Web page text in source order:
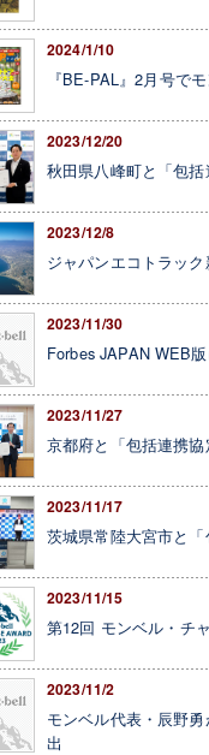
2024/1/10
『BE-PAL』2月号で
2023/12/20
秋田県八峰町と「包
2023/12/8
ジャパンエコトラッ
2023/11/30
Forbes JAPAN WEB
2023/11/27
京都府と「包括連携
2023/11/17
茨城県常陸大宮市と
2023/11/15
第12回 モンベル・チ
2023/11/2
モンベル代表・辰野
出